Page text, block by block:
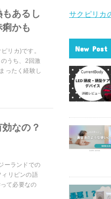
もあるし
かも
リカ)です。
うち、2回激
ったく経験し
なの？
ーランドでの
リピンの語
て必要なの
サクピリカ
New Post